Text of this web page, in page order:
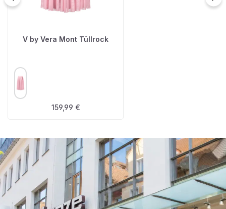
V by Vera Mont Tüllrock
FARBE
Regulärer Preis:
159,99 €